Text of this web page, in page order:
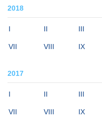
2018
I II III
VII VIII IX
2017
I II III
VII VIII IX